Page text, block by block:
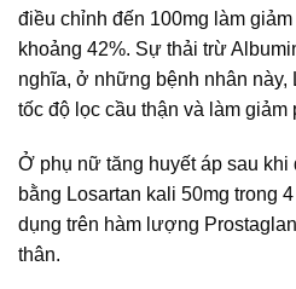
điều chỉnh đến 100mg làm
khoảng 42%. Sự thải trừ
nghĩa, ở những bệnh nhân
tốc độ lọc cầu thận và làm giảm
Ở phụ nữ tăng huyết áp sau
bằng Losartan kali 50mg trong
dụng trên hàm lượng
thân.